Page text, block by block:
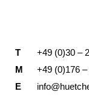
T
+49 (0)30 –
M
+49 (0)176
E